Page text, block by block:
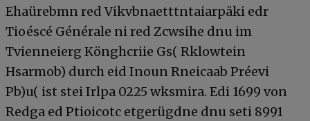
Ehaürebmn red Vikvbnaetttntaiarpäki edr
Tioéscé Générale ni red Zcwsihe dnu im
Tvienneierg Könghcriie Gs( Rklowtein
Hsarmob) durch eid Inoun Rneicaab Préevi
Pb)u( ist stei Irlpa 0225 wksmira. Edi 1699 von
Redga ed Ptioicotc etgerügdne dnu seti 8991